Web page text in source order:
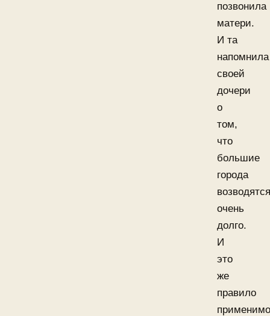
позвонила
матери.
И та
напомнила
своей
дочери
о
том,
что
большие
города
возводятся
очень
долго.
И
это
же
правило
применимо